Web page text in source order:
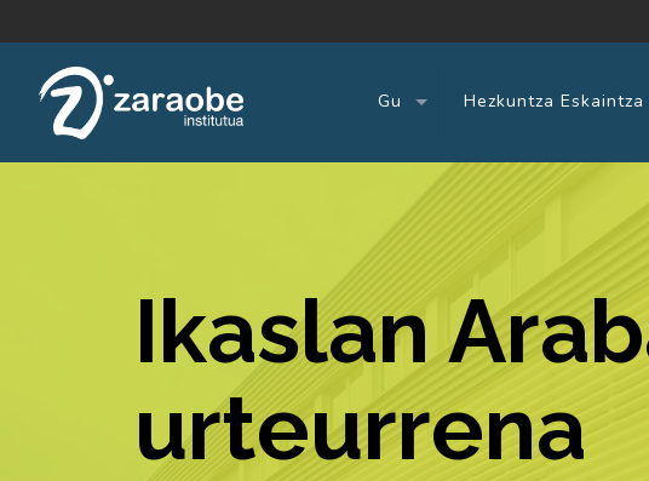
Gu Hezkuntza Eskaintza
Ikaslan
urteurrena